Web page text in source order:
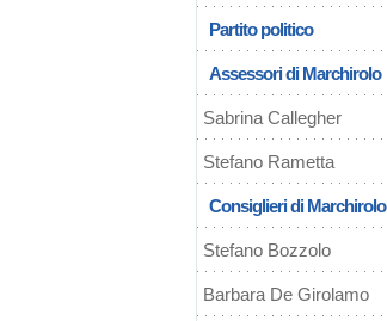
Partito politico
Assessori di Marchirolo
Sabrina Callegher
Stefano Rametta
Consiglieri di Marchirolo
Stefano Bozzolo
Barbara De Girolamo